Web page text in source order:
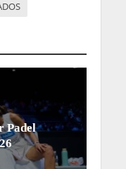
Padel